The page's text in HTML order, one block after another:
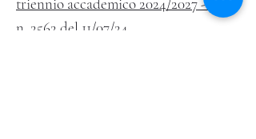
n. 2562 del 11/07/24